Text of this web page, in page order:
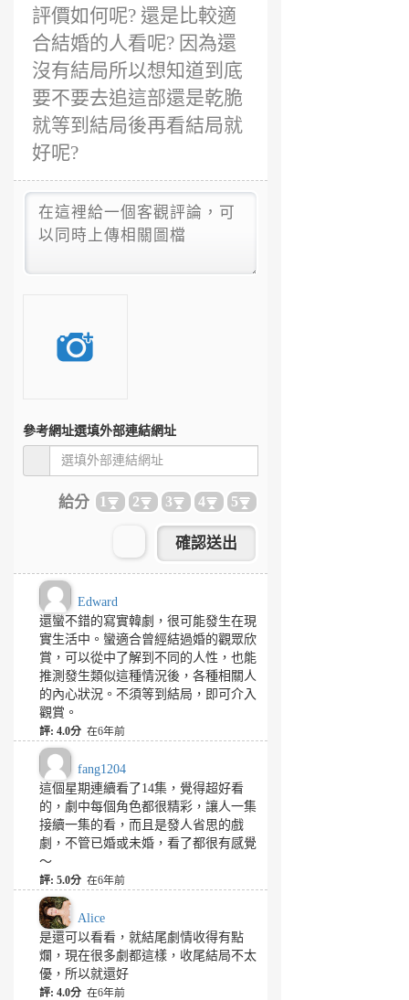
評價如何呢? 還是比較適
合結婚的人看呢? 因為還
沒有結局所以想知道到底
要不要去追這部還是乾脆
就等到結局後再看結局就
好呢?
參考網址選填外部連結網址
給分 1 2 3 4 5
Edward
還蠻不錯的寫實韓劇，很可能發生在現
實生活中。蠻適合曾經結過婚的觀眾欣
賞，可以從中了解到不同的人性，也能
推測發生類似這種情況後，各種相關人
的內心狀況。不須等到結局，即可介入
觀賞。
評: 4.0分 在6年前
fang1204
這個星期連續看了14集，覺得超好看
的，劇中每個角色都很精彩，讓人一集
接續一集的看，而且是發人省思的戲
劇，不管已婚或未婚，看了都很有感覺
～
評: 5.0分 在6年前
Alice
是還可以看看，就結尾劇情收得有點
爛，現在很多劇都這樣，收尾結局不太
優，所以就還好
評: 4.0分 在6年前